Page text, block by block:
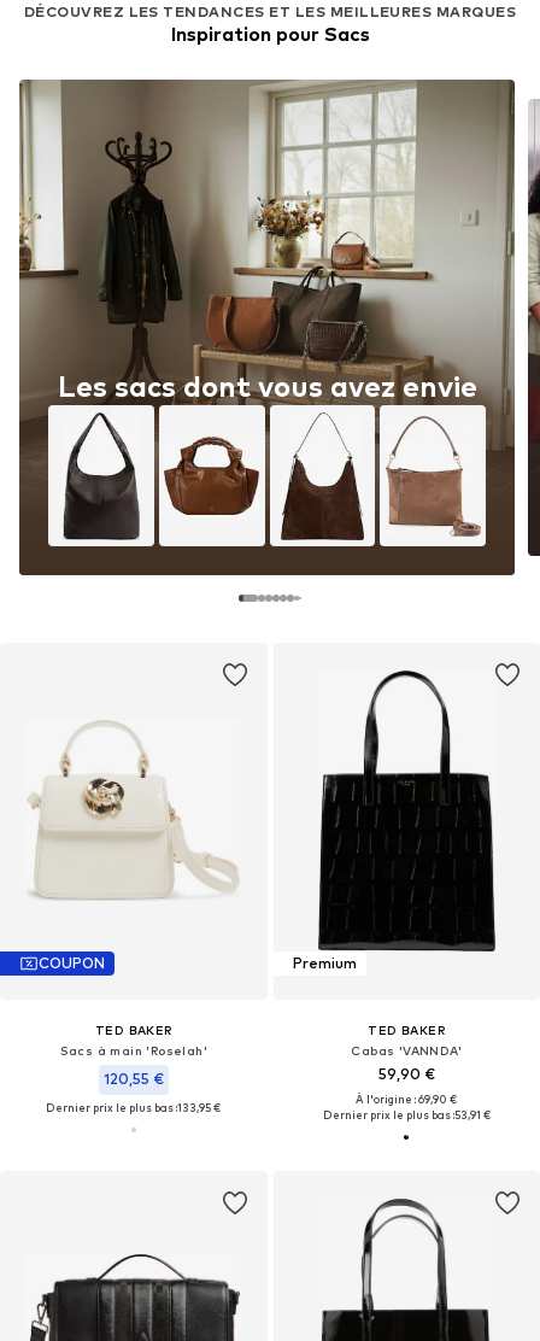
DÉCOUVREZ LES TENDANCES ET LES MEILLEURES MARQUES
Inspiration pour Sacs
Les sacs dont vous avez envie
COUPON
TED BAKER
Sacs à main 'Roselah'
120,55 €
Dernier prix le plus bas :133,95 €
Premium
TED BAKER
Cabas 'VANNDA'
59,90 €
À l'origine : 69,90 €
Dernier prix le plus bas :53,91 €